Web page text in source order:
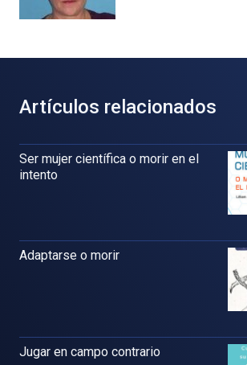
Artículos relacionados
Ser mujer científica o morir en el
intento
Adaptarse o morir
Jugar en campo contrario